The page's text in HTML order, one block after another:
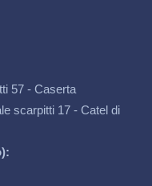
57 - Caserta
scarpitti 17 - Catel di